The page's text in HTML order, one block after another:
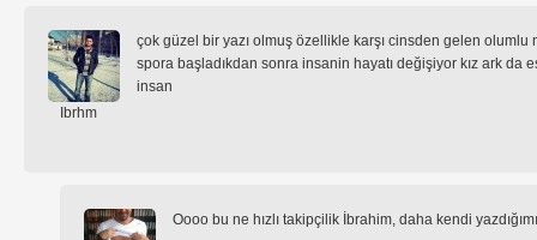
çok güzel bir yazı olmuş özellikle karşı cinsden gelen
spora başladıkdan sonra insanin hayatı değişiyor kız ark da
insan
Ibrhm
Oooo bu ne hızlı takipçilik İbrahim, daha kendi